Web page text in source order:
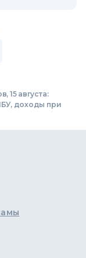
15 августа:
доходы при